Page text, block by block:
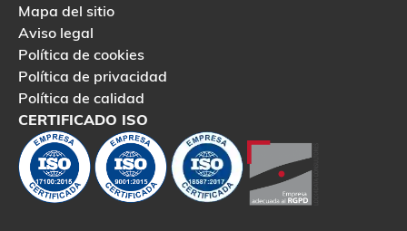
Mapa del sitio
Aviso legal
Política de cookies
Política de privacidad
Política de calidad
CERTIFICADO ISO